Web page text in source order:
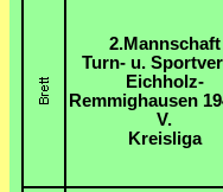
2.Mannschaft
Turn- u.
Eichholz-
Remmighausen
V.
Kreisliga